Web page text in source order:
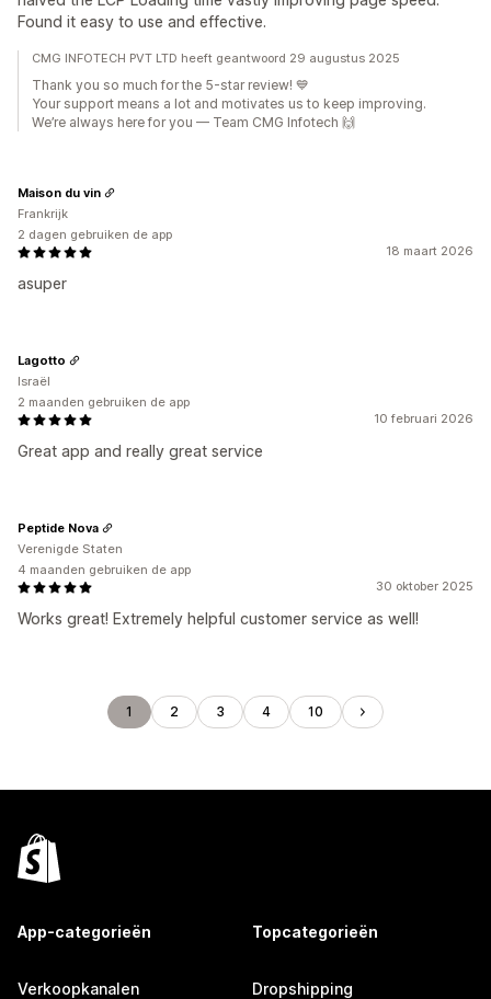
Found it easy to use and effective.
CMG INFOTECH PVT LTD heeft geantwoord 29 augustus 2025
Thank you so much for the 5-star review! 💙
Your support means a lot and motivates us to keep improving.
We’re always here for you — Team CMG Infotech 🙌
18 maart 2026
asuper
Maison du vin
Frankrijk
2 dagen gebruiken de app
10 februari 2026
Great app and really great service
Lagotto
Israël
2 maanden gebruiken de app
30 oktober 2025
Works great! Extremely helpful customer service as well!
Peptide Nova
Verenigde Staten
4 maanden gebruiken de app
1 2 3 4 10
App-categorieën
Verkoopkanalen
Topcategorieën
Dropshipping